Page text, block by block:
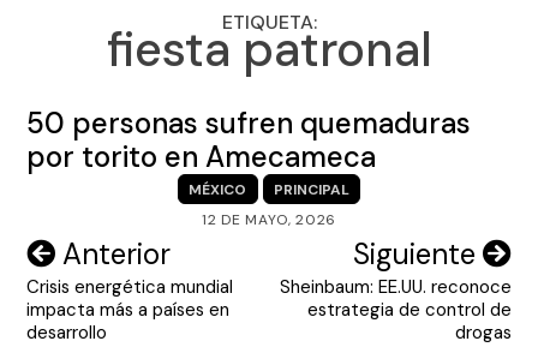
OPINIÓN
ENGLISH SECTION
VIDEOS
ETIQUETA:
fiesta patronal
50 personas sufren quemaduras
por torito en Amecameca
MÉXICO
PRINCIPAL
12 DE MAYO, 2026
Navegación
de
entradas
Anterior
Crisis energética mundial
impacta más a países en
desarrollo
Siguiente
Sheinbaum: EE.UU. reconoce
estrategia de control de
drogas